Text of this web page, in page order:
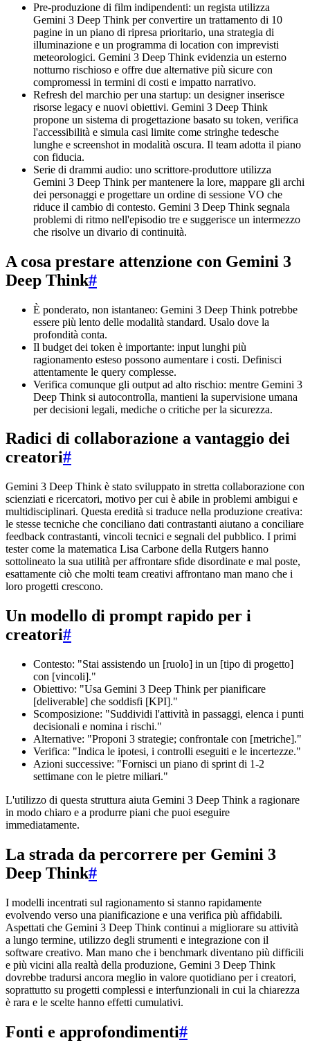
Pre-produzione di film indipendenti: un regista utilizza
Gemini 3 Deep Think per convertire un trattamento di 10
pagine in un piano di ripresa prioritario, una strategia di
illuminazione e un programma di location con imprevisti
meteorologici. Gemini 3 Deep Think evidenzia un esterno
notturno rischioso e offre due alternative più sicure con
compromessi in termini di costi e impatto narrativo.
Refresh del marchio per una startup: un designer inserisce
risorse legacy e nuovi obiettivi. Gemini 3 Deep Think
propone un sistema di progettazione basato su token, verifica
l'accessibilità e simula casi limite come stringhe tedesche
lunghe e screenshot in modalità oscura. Il team adotta il piano
con fiducia.
Serie di drammi audio: uno scrittore-produttore utilizza
Gemini 3 Deep Think per mantenere la lore, mappare gli archi
dei personaggi e progettare un ordine di sessione VO che
riduce il cambio di contesto. Gemini 3 Deep Think segnala
problemi di ritmo nell'episodio tre e suggerisce un intermezzo
che risolve un divario di continuità.
A cosa prestare attenzione con Gemini 3
Deep Think#
È ponderato, non istantaneo: Gemini 3 Deep Think potrebbe
essere più lento delle modalità standard. Usalo dove la
profondità conta.
Il budget dei token è importante: input lunghi più
ragionamento esteso possono aumentare i costi. Definisci
attentamente le query complesse.
Verifica comunque gli output ad alto rischio: mentre Gemini 3
Deep Think si autocontrolla, mantieni la supervisione umana
per decisioni legali, mediche o critiche per la sicurezza.
Radici di collaborazione a vantaggio dei
creatori#
Gemini 3 Deep Think è stato sviluppato in stretta collaborazione con
scienziati e ricercatori, motivo per cui è abile in problemi ambigui e
multidisciplinari. Questa eredità si traduce nella produzione creativa:
le stesse tecniche che conciliano dati contrastanti aiutano a conciliare
feedback contrastanti, vincoli tecnici e segnali del pubblico. I primi
tester come la matematica Lisa Carbone della Rutgers hanno
sottolineato la sua utilità per affrontare sfide disordinate e mal poste,
esattamente ciò che molti team creativi affrontano man mano che i
loro progetti crescono.
Un modello di prompt rapido per i
creatori#
Contesto: "Stai assistendo un [ruolo] in un [tipo di progetto]
con [vincoli]."
Obiettivo: "Usa Gemini 3 Deep Think per pianificare
[deliverable] che soddisfi [KPI]."
Scomposizione: "Suddividi l'attività in passaggi, elenca i punti
decisionali e nomina i rischi."
Alternative: "Proponi 3 strategie; confrontale con [metriche]."
Verifica: "Indica le ipotesi, i controlli eseguiti e le incertezze."
Azioni successive: "Fornisci un piano di sprint di 1-2
settimane con le pietre miliari."
L'utilizzo di questa struttura aiuta Gemini 3 Deep Think a ragionare
in modo chiaro e a produrre piani che puoi eseguire
immediatamente.
La strada da percorrere per Gemini 3
Deep Think#
I modelli incentrati sul ragionamento si stanno rapidamente
evolvendo verso una pianificazione e una verifica più affidabili.
Aspettati che Gemini 3 Deep Think continui a migliorare su attività
a lungo termine, utilizzo degli strumenti e integrazione con il
software creativo. Man mano che i benchmark diventano più difficili
e più vicini alla realtà della produzione, Gemini 3 Deep Think
dovrebbe tradursi ancora meglio in valore quotidiano per i creatori,
soprattutto su progetti complessi e interfunzionali in cui la chiarezza
è rara e le scelte hanno effetti cumulativi.
Fonti e approfondimenti#